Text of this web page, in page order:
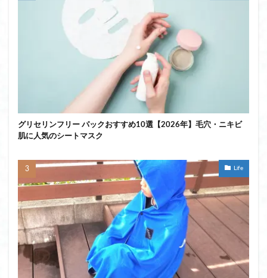
グリセリンフリー パックおすすめ10選【2026年】毛穴・ニキビ
肌に人気のシートマスク
Life